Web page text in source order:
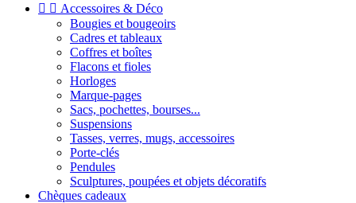
  Accessoires & Déco
Bougies et bougeoirs
Cadres et tableaux
Coffres et boîtes
Flacons et fioles
Horloges
Marque-pages
Sacs, pochettes, bourses...
Suspensions
Tasses, verres, mugs, accessoires
Porte-clés
Pendules
Sculptures, poupées et objets décoratifs
Chèques cadeaux